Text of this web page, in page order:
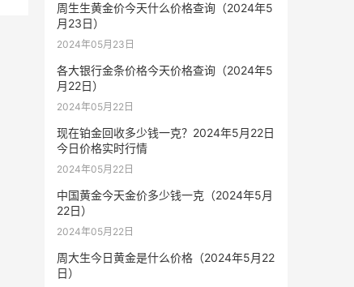
周生生黄金价今天什么价格查询（2024年5
月23日）
2024年05月23日
各大银行金条价格今天价格查询（2024年5
月22日）
2024年05月22日
现在铂金回收多少钱一克？2024年5月22日
今日价格实时行情
2024年05月22日
中国黄金今天金价多少钱一克（2024年5月
22日）
2024年05月22日
周大生今日黄金是什么价格（2024年5月22
日）